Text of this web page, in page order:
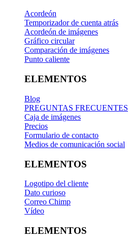
Acordeón
Temporizador de cuenta atrás
Acordeón de imágenes
Gráfico circular
Comparación de imágenes
Punto caliente
ELEMENTOS
Blog
PREGUNTAS FRECUENTES
Caja de imágenes
Precios
Formulario de contacto
Medios de comunicación social
ELEMENTOS
Logotipo del cliente
Dato curioso
Correo Chimp
Vídeo
ELEMENTOS